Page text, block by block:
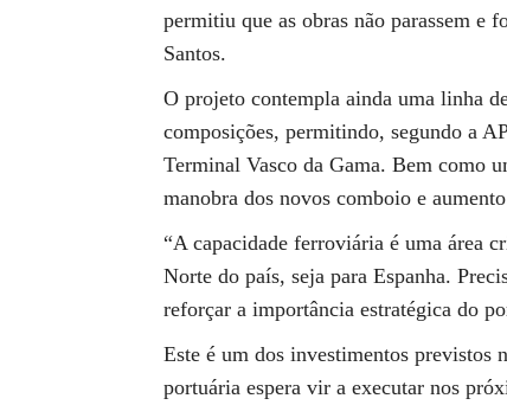
permitiu que as obras não parassem e
Santos.
O projeto contempla ainda uma linha
composições, permitindo, segundo a
Terminal Vasco da Gama. Bem como
manobra dos novos comboio e
“A capacidade ferroviária é uma área
Norte do país, seja para Espanha.
reforçar a importância estratégica do
Este é um dos investimentos previstos
portuária espera vir a executar nos